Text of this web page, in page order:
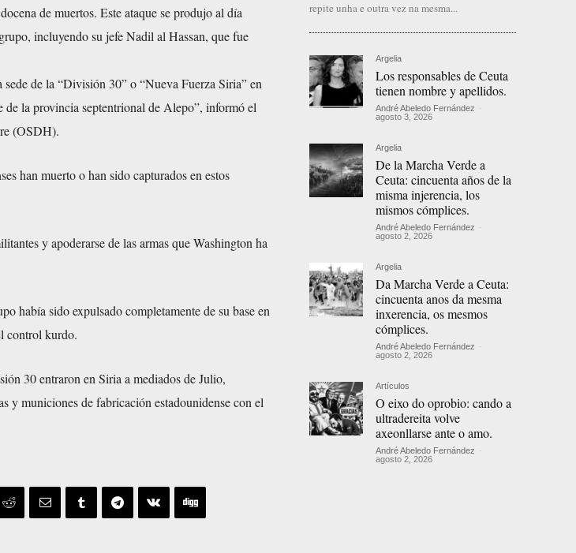
de muertos. Este ataque se produjo al día
incluyendo su jefe Nadil al Hassan, que fue
de la “División 30” o “Nueva Fuerza Siria” en
de la provincia septentrional de Alepo”, informó el
(OSDH).
han muerto o han sido capturados en estos
y apoderarse de las armas que Washington ha
había sido expulsado completamente de su base en
control kurdo.
30 entraron en Siria a mediados de Julio,
y municiones de fabricación estadounidense con el
repite unha e outra vez na mesma...
Argelia
Los responsables de Ceuta
tienen nombre y apellidos.
André Abeledo Fernández -
agosto 3, 2026
Argelia
De la Marcha Verde a
Ceuta: cincuenta años de la
misma injerencia, los
mismos cómplices.
André Abeledo Fernández -
agosto 2, 2026
Argelia
Da Marcha Verde a Ceuta:
cincuenta anos da mesma
inxerencia, os mesmos
cómplices.
André Abeledo Fernández -
agosto 2, 2026
Artículos
O eixo do oprobio: cando a
ultradereita volve
axeonllarse ante o amo.
André Abeledo Fernández -
agosto 2, 2026